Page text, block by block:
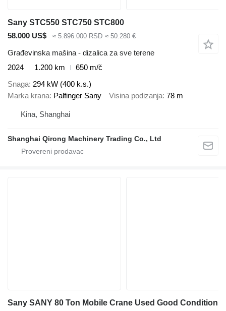
Sany STC550 STC750 STC800
58.000 US$
≈ 5.896.000 RSD ≈ 50.280 €
Građevinska mašina - dizalica za sve terene
2024
1.200 km
650 m/č
Snaga 294 kW (400 k.s.)
Marka krana Palfinger Sany Visina podizanja 78 m
Kina, Shanghai
Shanghai Qirong Machinery Trading Co., Ltd
Sany SANY 80 Ton Mobile Crane Used Good Condition